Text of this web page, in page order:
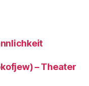
– Theater